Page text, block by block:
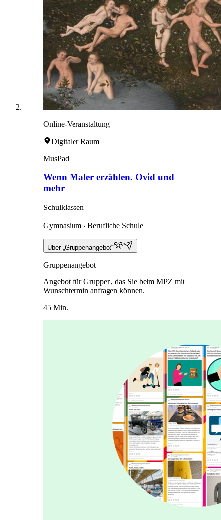
Online-Veranstaltung
Digitaler Raum
MusPad
Wenn Maler erzählen. Ovid und
mehr
Schulklassen
Gymnasium ‧ Berufliche Schule
Über „Gruppenangebot“
Gruppenangebot
Angebot für Gruppen, das Sie beim MPZ mit
Wunschtermin anfragen können.
45 Min.